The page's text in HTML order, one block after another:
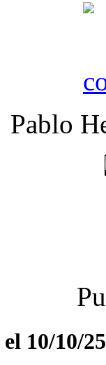
Pablo
el 10/10/25